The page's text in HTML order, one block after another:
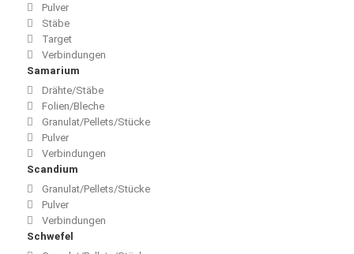
Pulver
Stäbe
Target
Verbindungen
Samarium
Drähte/Stäbe
Folien/Bleche
Granulat/Pellets/Stücke
Pulver
Verbindungen
Scandium
Granulat/Pellets/Stücke
Pulver
Verbindungen
Schwefel